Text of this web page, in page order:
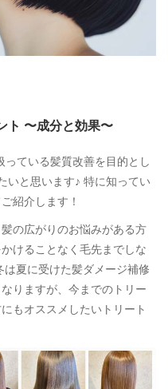
ト 〜成分と効果〜
ている髪質改善を目的とし
いと思います♪ 特に知ってい
紹介します！
の広がりのお悩みがある方
けることなく毛先までしな
夏に受けた髪ダメージ補修
りますが、今までのトリー
もオススメしたいトリート